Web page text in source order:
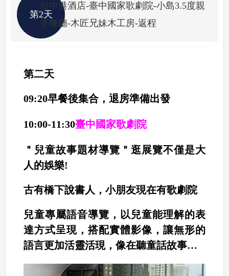
第2天
台中港酒店-臺中國家歌劇院-小島3.5度親
子餐廳-木匠兄妹木工房-返程
第二天
09:20早餐後集合，退房準備出發
10:00-11:30臺中國家歌劇院
＂兒童故事題材導覽＂ 逛展覽不僅是大
人的娛樂!
古有橋下說書人，小朋友現在有歌劇院
兒童專屬語音導覽，以兒童能理解的表
達方式呈現，搭配實體影像，讓無形的
語言更加活靈活現，像在聽童話故事…